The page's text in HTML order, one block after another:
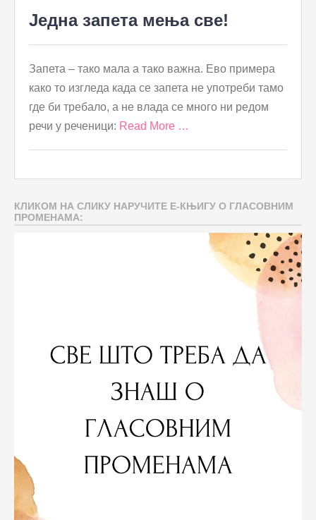
Једна запета мења све!
Запета – тако мала а тако важна. Ево примера
како то изгледа када се запета не употреби тамо
где би требало, а не влада се много ни редом
речи у реченици: Read More …
КЛИКОМ НА СЛИКУ НАРУЧИТЕ Е-КЊИГУ О ГЛАСОВНИМ
ПРОМЕНАМА: